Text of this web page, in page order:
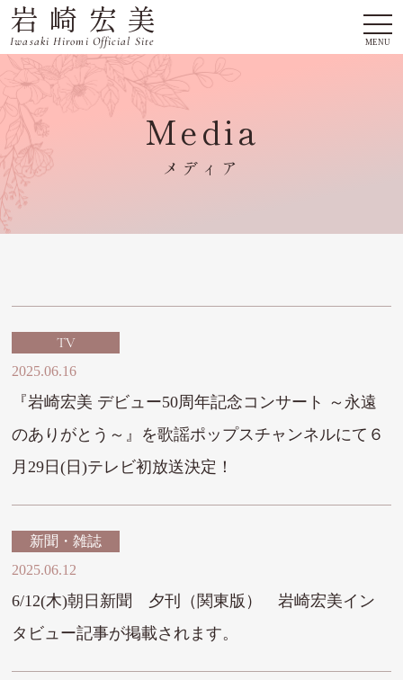
岩崎宏美
Iwasaki Hiromi Official Site MENU
Media
メディア
TV
2025.06.16
『岩崎宏美 デビュー50周年記念コンサート ～永遠
のありがとう～』を歌謡ポップスチャンネルにて６
月29日(日)テレビ初放送決定！
新聞・雑誌
2025.06.12
6/12(木)朝日新聞 夕刊（関東版） 岩崎宏美イン
タビュー記事が掲載されます。